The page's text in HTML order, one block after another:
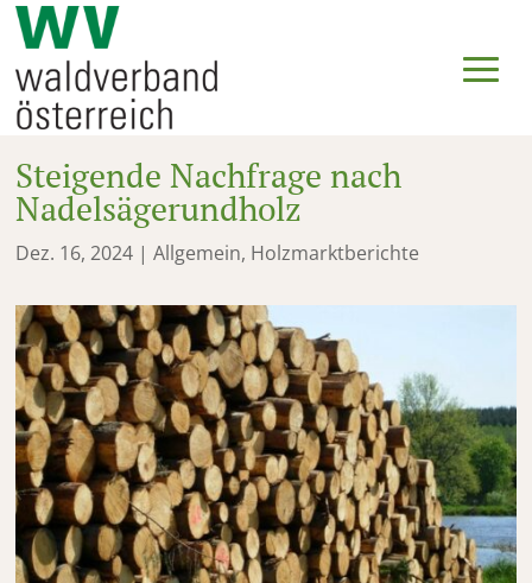
Steigende Nachfrage nach
Nadelsägerundholz
Dez. 16, 2024 |Allgemein, Holzmarktberichte